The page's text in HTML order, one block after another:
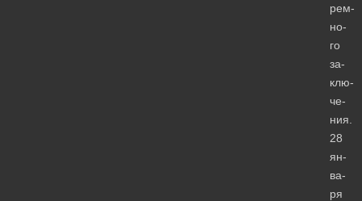
рем­
но­
го
за­
клю­
че­
ния.
28
ян­
ва­
ря